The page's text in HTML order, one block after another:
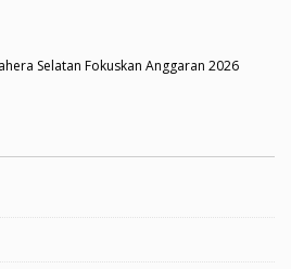
Selatan Fokuskan Anggaran 2026